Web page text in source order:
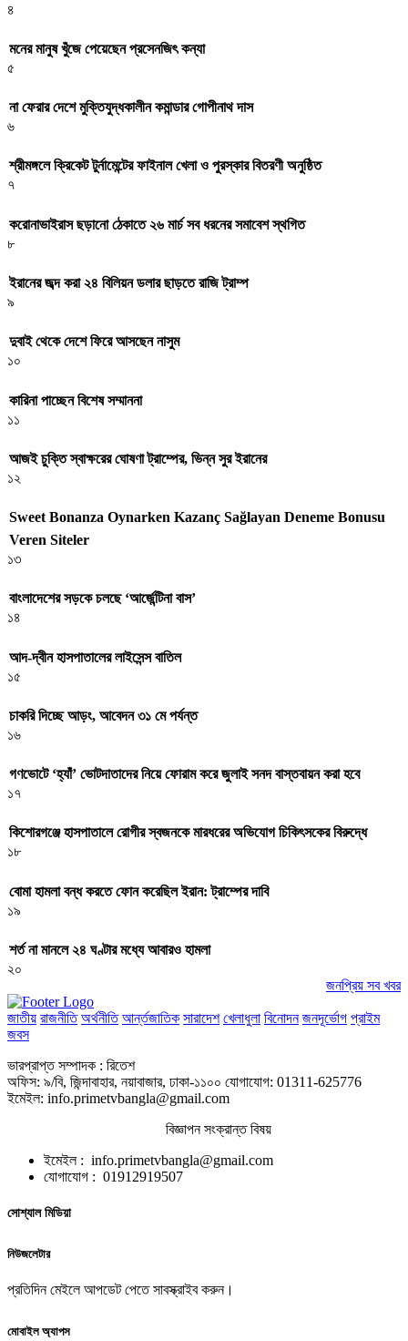
৪
মনের মানুষ খুঁজে পেয়েছেন প্রসেনজিৎ কন্যা
৫
না ফেরার দেশে মুক্তিযুদ্ধকালীন কমান্ডার গোপীনাথ দাস
৬
শ্রীমঙ্গলে ক্রিকেট টুর্নামেন্টের ফাইনাল খেলা ও পুরস্কার বিতরণী অনুষ্ঠিত
৭
করোনাভাইরাস ছড়ানো ঠেকাতে ২৬ মার্চ সব ধরনের সমাবেশ স্থগিত
৮
ইরানের জব্দ করা ২৪ বিলিয়ন ডলার ছাড়তে রাজি ট্রাম্প
৯
দুবাই থেকে দেশে ফিরে আসছেন নাসুম
১০
কারিনা পাচ্ছেন বিশেষ সম্মাননা
১১
আজই চুক্তি স্বাক্ষরের ঘোষণা ট্রাম্পের, ভিন্ন সুর ইরানের
১২
Sweet Bonanza Oynarken Kazanç Sağlayan Deneme Bonusu
Veren Siteler
১৩
বাংলাদেশের সড়কে চলছে ‘আর্জেন্টিনা বাস’
১৪
আদ-দ্বীন হাসপাতালের লাইসেন্স বাতিল
১৫
চাকরি দিচ্ছে আড়ং, আবেদন ৩১ মে পর্যন্ত
১৬
গণভোটে ‘হ্যাঁ’ ভোটদাতাদের নিয়ে ফোরাম করে জুলাই সনদ বাস্তবায়ন করা হবে
১৭
কিশোরগঞ্জে হাসপাতালে রোগীর স্বজনকে মারধরের অভিযোগ চিকিৎসকের বিরুদ্ধে
১৮
বোমা হামলা বন্ধ করতে ফোন করেছিল ইরান: ট্রাম্পের দাবি
১৯
শর্ত না মানলে ২৪ ঘণ্টার মধ্যে আবারও হামলা
২০
জনপ্রিয় সব খবর
জাতীয় রাজনীতি অর্থনীতি আর্ন্তজাতিক সারাদেশ খেলাধুলা বিনোদন জনদূর্ভোগ প্রাইম
জবস
ভারপ্রাপ্ত সম্পাদক : রিতেশ
অফিস: ৯/বি, জিন্দাবাহার, নয়াবাজার, ঢাকা-১১০০ যোগাযোগ: 01311-625776
ইমেইল: info.primetvbangla@gmail.com
বিজ্ঞাপন সংক্রান্ত বিষয়
ইমেইল : info.primetvbangla@gmail.com
যোগাযোগ : 01912919507
সোশ্যাল মিডিয়া
নিউজলেটার
প্রতিদিন মেইলে আপডেট পেতে সাবস্ক্রাইব করুন।
মোবাইল অ্যাপস